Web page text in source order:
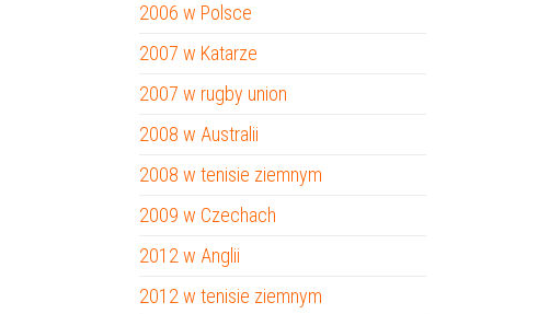
2006 w Polsce
2007 w Katarze
2007 w rugby union
2008 w Australii
2008 w tenisie ziemnym
2009 w Czechach
2012 w Anglii
2012 w tenisie ziemnym